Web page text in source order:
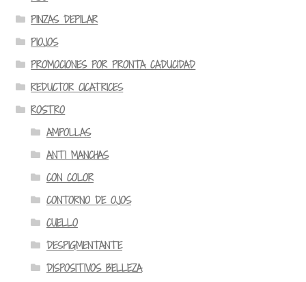
PINZAS DEPILAR
PIOJOS
PROMOCIONES POR PRONTA CADUCIDAD
REDUCTOR CICATRICES
ROSTRO
AMPOLLAS
ANTI MANCHAS
CON COLOR
CONTORNO DE OJOS
CUELLO
DESPIGMENTANTE
DISPOSITIVOS BELLEZA